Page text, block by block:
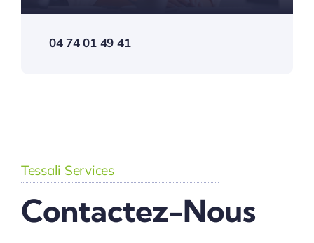
04 74 01 49 41
Tessali Services
Contactez-Nous